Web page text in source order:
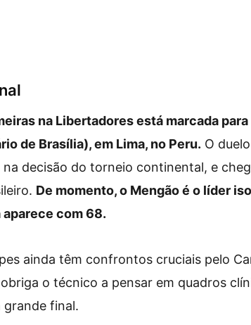
na Libertadores está marcada para
de Brasília), em Lima, no Peru. O
decisão do torneio continental, e
De momento, o Mengão é o líder
com 68.
ainda têm confrontos cruciais pelo
o técnico a pensar em quadros
grande final.